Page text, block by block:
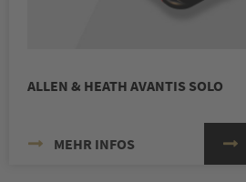
ALLEN & HEATH AVANTIS SOLO
MEHR INFOS